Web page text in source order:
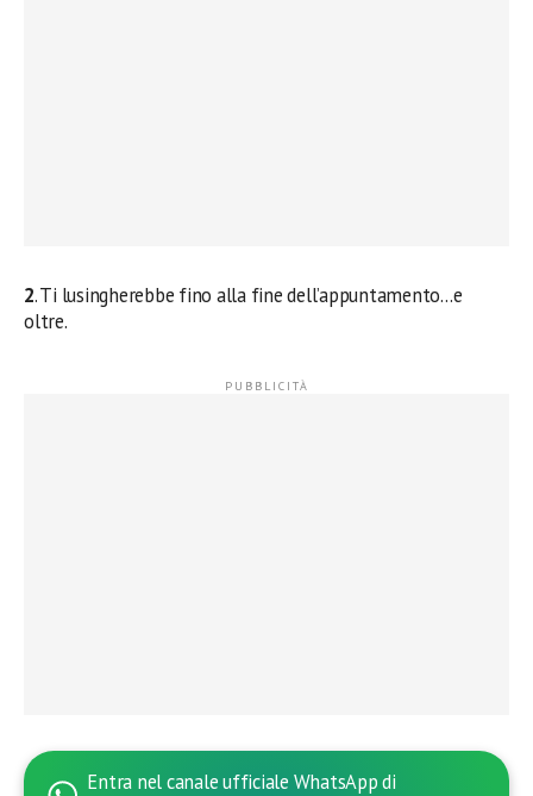
2. Ti lusingherebbe fino alla fine dell’appuntamento…e
oltre.
Entra nel canale ufficiale WhatsApp di